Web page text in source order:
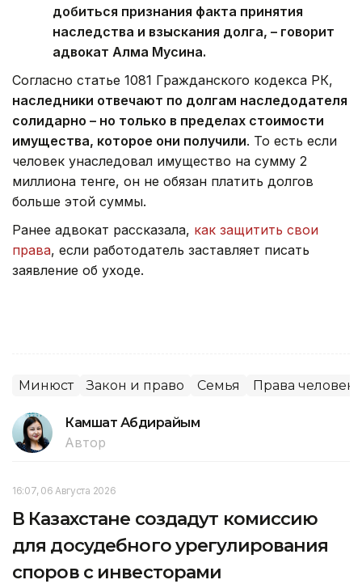
добиться признания факта принятия
наследства и взыскания долга, – говорит
адвокат Алма Мусина.
Согласно статье 1081 Гражданского кодекса РК,
наследники отвечают по долгам наследодателя
солидарно – но только в пределах стоимости
имущества, которое они получили. То есть если
человек унаследовал имущество на сумму 2
миллиона тенге, он не обязан платить долгов
больше этой суммы.
Ранее адвокат рассказала, как защитить свои
права, если работодатель заставляет писать
заявление об уходе.
Минюст Закон и право Семья Права человека
Камшат Абдирайым
Автор
16:07, 06 Августа 2026
В Казахстане создадут комиссию
для досудебного урегулирования
споров с инвесторами